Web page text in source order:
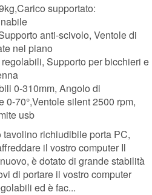
supportato:
anti-scivolo, Ventole di
nel piano
Supporto per bicchieri e
0-310mm, Angolo di
70°,Ventole silent 2500 rpm,
usb
tavolino richiudibile porta PC,
il vostro computer Il
è dotato di grande stabilità
di portare il vostro computer
ed è fac...